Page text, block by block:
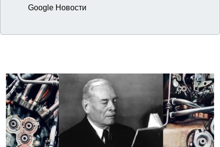
Google Новости